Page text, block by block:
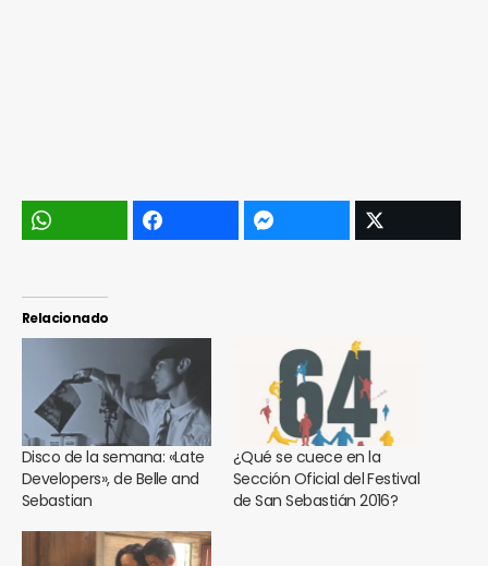
Relacionado
Disco de la semana: «Late
Developers», de Belle and
Sebastian
¿Qué se cuece en la
Sección Oficial del Festival
de San Sebastián 2016?